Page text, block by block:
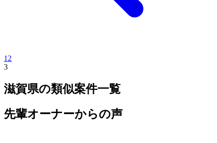
1 2
3
滋賀県の類似案件一覧
先輩オーナーからの声